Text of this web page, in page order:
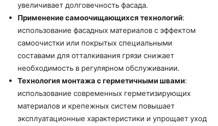
увеличивает долговечность фасада.
Применение самоочищающихся технологий:
использование фасадных материалов с эффектом
самоочистки или покрытых специальными
составами для отталкивания грязи снижает
необходимость в регулярном обслуживании.
Технология монтажа с герметичными швами:
использование современных герметизирующих
материалов и крепежных систем повышает
эксплуатационные характеристики и упрощает уход